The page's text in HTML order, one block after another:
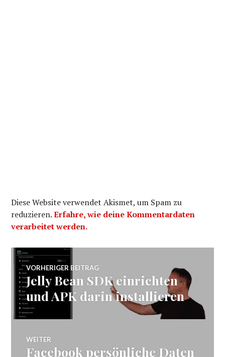
Diese Website verwendet Akismet, um Spam zu
reduzieren.Erfahre, wie deine Kommentardaten
verarbeitet werden.
Beitragsnavigation
VORHERIGER BEITRAG
Vorheriger
Beitrag:
Jelly Bean SDK einrichten
und APK darin installieren
WEITER
Nächster
Facebook persönliche Daten